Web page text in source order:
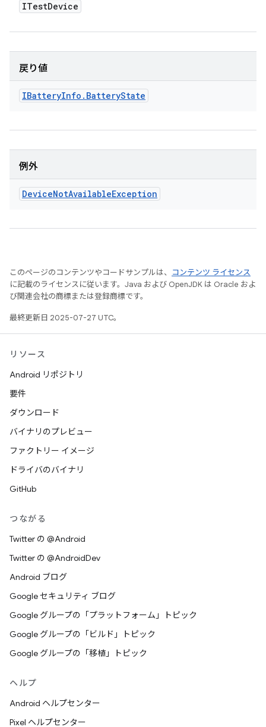
ITestDevice
戻り値
IBatteryInfo . BatteryState
例外
DeviceNotAvailableException
このページのコンテンツやコードサンプルは、
コンテンツ ライセンス
に記載のライセンスに従います。Java および OpenJDK は Oracle およ
び関連会社の商標または登録商標です。
最終更新日 2025-07-27 UTC。
リソース
Android リポジトリ
要件
ダウンロード
バイナリのプレビュー
ファクトリー イメージ
ドライバのバイナリ
GitHub
つながる
Twitter の @Android
Twitter の @AndroidDev
Android ブログ
Google セキュリティ ブログ
Google グループの「プラットフォーム」トピック
Google グループの「ビルド」トピック
Google グループの「移植」トピック
ヘルプ
Android ヘルプセンター
Pixel ヘルプセンター